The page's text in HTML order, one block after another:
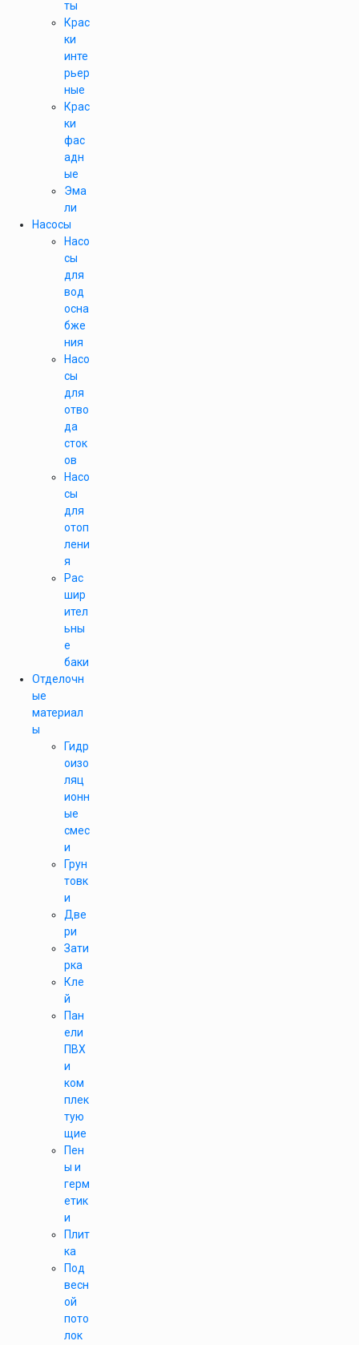
ты
Крас
ки
инте
рьер
ные
Крас
ки
фас
адн
ые
Эма
ли
Насосы
Насо
сы
для
вод
осна
бже
ния
Насо
сы
для
отво
да
сток
ов
Насо
сы
для
отоп
лени
я
Рас
шир
ител
ьны
е
баки
Отделочн
ые
материал
ы
Гидр
оизо
ляц
ионн
ые
смес
и
Грун
товк
и
Две
ри
Зати
рка
Кле
й
Пан
ели
ПВХ
и
ком
плек
тую
щие
Пен
ы и
герм
етик
и
Плит
ка
Под
весн
ой
пото
лок